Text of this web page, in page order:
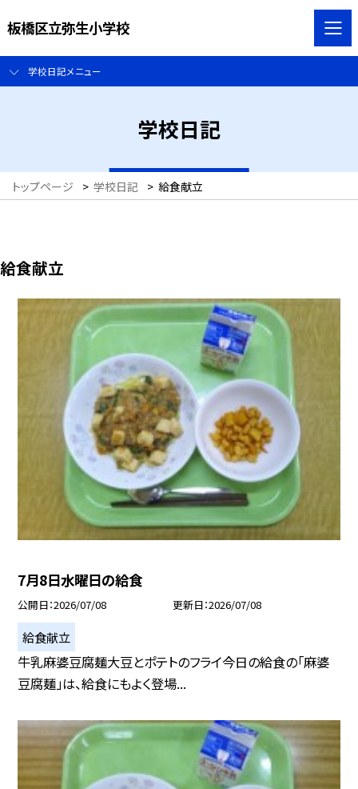
板橋区立弥生小学校
学校日記メニュー
学校日記
トップページ > 学校日記 > 給食献立
給食献立
7月8日水曜日の給食
公開日 2026/07/08 更新日 2026/07/08
給食献立
牛乳麻婆豆腐麺大豆とポテトのフライ今日の給食の「麻婆
豆腐麺」は、給食にもよく登場...